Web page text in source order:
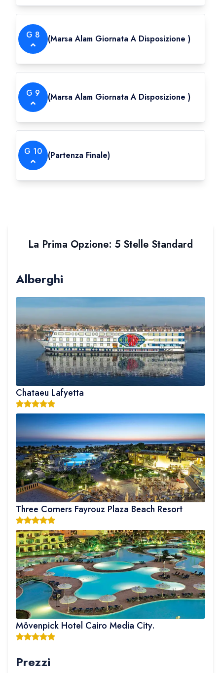
G 8 (Marsa Alam Giornata A Disposizione )
G 9 (Marsa Alam Giornata A Disposizione )
G 10 (Partenza Finale)
La Prima Opzione: 5 Stelle Standard
Alberghi
Chataeu Lafyetta
Three Corners Fayrouz Plaza Beach Resort
Mövenpick Hotel Cairo Media City.
Prezzi